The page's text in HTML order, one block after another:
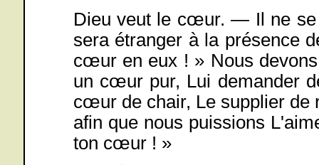
Dieu veut le cœur. — Il ne
sera étranger à la présence
cœur en eux ! » Nous
un cœur pur, Lui demander
cœur de chair, Le supplier de
afin que nous puissions
ton cœur ! »